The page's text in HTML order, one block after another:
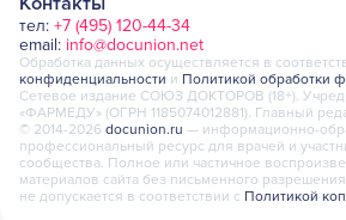
тел: +7 (495) 120-44-34
email: info@docunion.net
Обработка данных осуществляется в
конфиденциальности и Политикой обработки
Сетевое издание СОЮЗ ДОКТОРОВ (18+).
«ФАРМЕДУ» (ОГРН 1185074012881). Главный
© 2014-2026 docunion.ru — информационно-
профессиональный ресурс для врачей и
сообщества. Полное или частичное
материалов сайта без письменного
не допускается в соответствии с Политикой